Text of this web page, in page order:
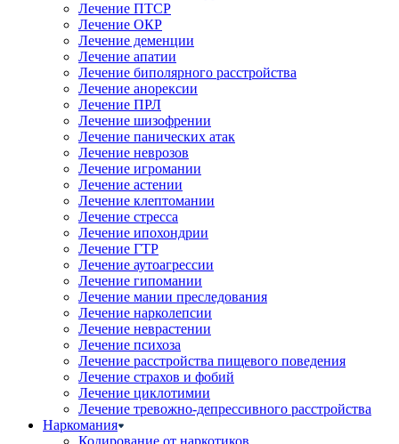
Лечение ПТСР
Лечение ОКР
Лечение деменции
Лечение апатии
Лечение биполярного расстройства
Лечение анорексии
Лечение ПРЛ
Лечение шизофрении
Лечение панических атак
Лечение неврозов
Лечение игромании
Лечение астении
Лечение клептомании
Лечение стресса
Лечение ипохондрии
Лечение ГТР
Лечение аутоагрессии
Лечение гипомании
Лечение мании преследования
Лечение нарколепсии
Лечение неврастении
Лечение психоза
Лечение расстройства пищевого поведения
Лечение страхов и фобий
Лечение циклотимии
Лечение тревожно-депрессивного расстройства
Наркомания
Кодирование от наркотиков